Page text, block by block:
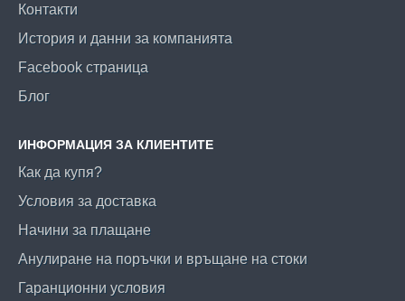
Контакти
История и данни за компанията
Facebook страница
Блог
ИНФОРМАЦИЯ ЗА КЛИЕНТИТЕ
Как да купя?
Условия за доставка
Начини за плащане
Анулиране на поръчки и връщане на стоки
Гаранционни условия